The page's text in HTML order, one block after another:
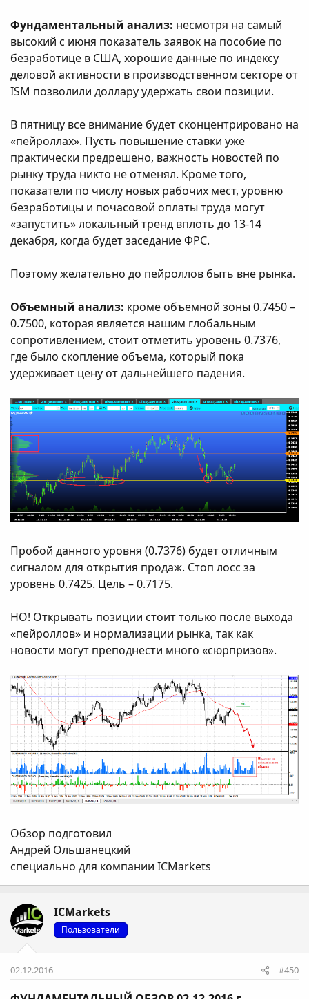
Фундаментальный анализ: несмотря на самый
высокий с июня показатель заявок на пособие по
безработице в США, хорошие данные по индексу
деловой активности в производственном секторе от
ISM позволили доллару удержать свои позиции.
В пятницу все внимание будет сконцентрировано на
«пейроллах». Пусть повышение ставки уже
практически предрешено, важность новостей по
рынку труда никто не отменял. Кроме того,
показатели по числу новых рабочих мест, уровню
безработицы и почасовой оплаты труда могут
«запустить» локальный тренд вплоть до 13-14
декабря, когда будет заседание ФРС.
Поэтому желательно до пейроллов быть вне рынка.
Объемный анализ: кроме объемной зоны 0.7450 –
0.7500, которая является нашим глобальным
сопротивлением, стоит отметить уровень 0.7376,
где было скопление объема, который пока
удерживает цену от дальнейшего падения.
Пробой данного уровня (0.7376) будет отличным
сигналом для открытия продаж. Стоп лосс за
уровень 0.7425. Цель – 0.7175.
НО! Открывать позиции стоит только после выхода
«пейроллов» и нормализации рынка, так как
новости могут преподнести много «сюрпризов».
Обзор подготовил
Андрей Ольшанецкий
специально для компании ICMarkets
ICMarkets
Пользователи
02.12.2016 #450